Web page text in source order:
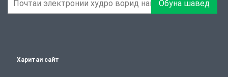
Обуна шавед
Харитаи сайт